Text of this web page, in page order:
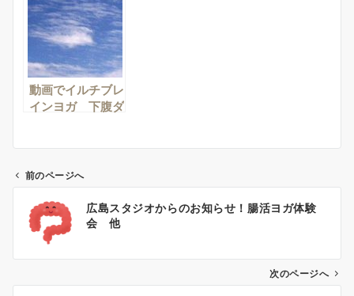
動画でイルチブレ
インヨガ 下腹ダ
ビ
前のページへ
広島スタジオからのお知らせ！腸活ヨガ体験
会 他
次のページへ